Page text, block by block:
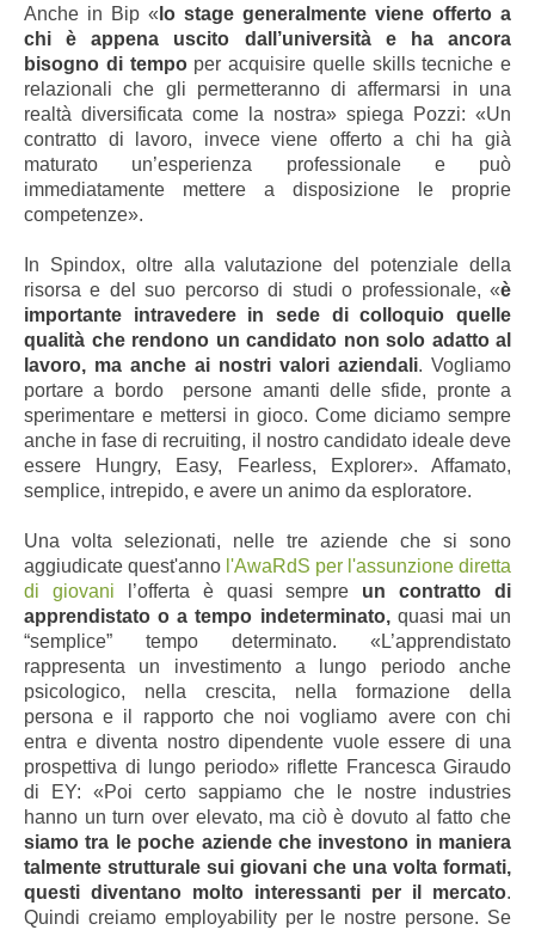
Anche in Bip « lo stage generalmente viene offerto a
chi è appena uscito dall’università e ha ancora
bisogno di tempoper acquisire quelle skills tecniche e
relazionali che gli permetteranno di affermarsi in una
realtà diversificata come la nostra» spiega Pozzi: «Un
contratto di lavoro, inveceviene offerto a chi ha già
maturato un’esperienza professionale e può
immediatamente mettere a disposizione le proprie
competenze».
In Spindox, oltre alla valutazione del potenziale della
risorsa e del suo percorso di studi o professionale, «è
importante intravedere in sede di colloquio quelle
qualità che rendono un candidato non solo adatto al
lavoro, ma anche ai nostri valori aziendali. Vogliamo
portare a bordo persone amanti delle sfide, pronte a
sperimentare e mettersi in gioco. Come diciamo sempre
anche in fase di recruiting, il nostro candidato ideale deve
essere Hungry, Easy, Fearless, Explorer». Affamato,
semplice, intrepido, e avere un animo da esploratore.
Una volta selezionati, nelle tre aziende che si sono
aggiudicate quest'anno l'AwaRdS per l'assunzione diretta
di giovani l’offerta è quasi sempre un contratto di
apprendistato o a tempo indeterminato, quasi mai un
“semplice” tempo determinato. «L’apprendistato
rappresenta un investimento a lungo periodo anche
psicologico, nella crescita, nella formazione della
persona e il rapporto che noi vogliamo avere con chi
entra e diventa nostro dipendente vuole essere di una
prospettiva di lungo periodo» riflette Francesca Giraudo
di EY: «Poi certo sappiamo che le nostre industries
hanno un turn over elevato, ma ciò è dovuto al fatto che
siamo tra le poche aziende che investono in maniera
talmente strutturale sui giovani che una volta formati,
questi diventano molto interessanti per il mercato.
Quindi creiamo employability per le nostre persone. Se